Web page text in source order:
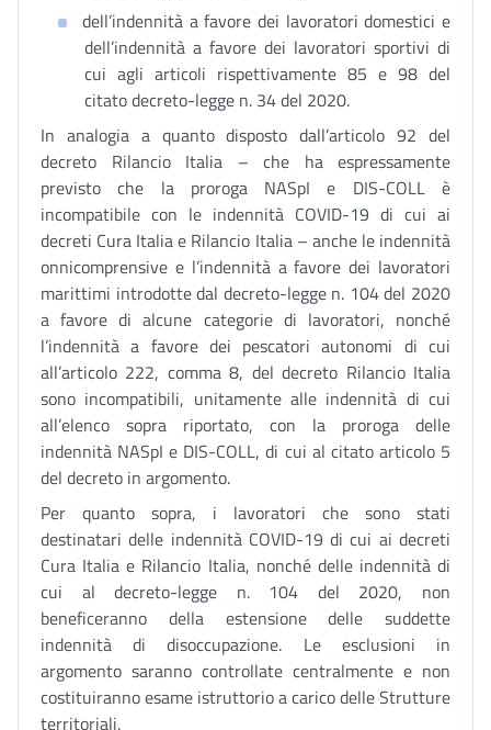
dell’indennità a favore dei lavoratori domestici e
dell’indennità a favore dei lavoratori sportivi di
cui agli articoli rispettivamente 85 e 98 del
citato decreto-legge n. 34 del 2020.
In analogia a quanto disposto dall’articolo 92 del
decreto Rilancio Italia – che ha espressamente
previsto che la proroga NASpI e DIS-COLL è
incompatibile con le indennità COVID-19 di cui ai
decreti Cura Italia e Rilancio Italia – anche le indennità
onnicomprensive e l’indennità a favore dei lavoratori
marittimi introdotte dal decreto-legge n. 104 del 2020
a favore di alcune categorie di lavoratori, nonché
l’indennità a favore dei pescatori autonomi di cui
all’articolo 222, comma 8, del decreto Rilancio Italia
sono incompatibili, unitamente alle indennità di cui
all’elenco sopra riportato, con la proroga delle
indennità NASpI e DIS-COLL, di cui al citato articolo 5
del decreto in argomento.
Per quanto sopra, i lavoratori che sono stati
destinatari delle indennità COVID-19 di cui ai decreti
Cura Italia e Rilancio Italia, nonché delle indennità di
cui al decreto-legge n. 104 del 2020, non
beneficeranno della estensione delle suddette
indennità di disoccupazione. Le esclusioni in
argomento saranno controllate centralmente e non
costituiranno esame istruttorio a carico delle Strutture
territoriali.